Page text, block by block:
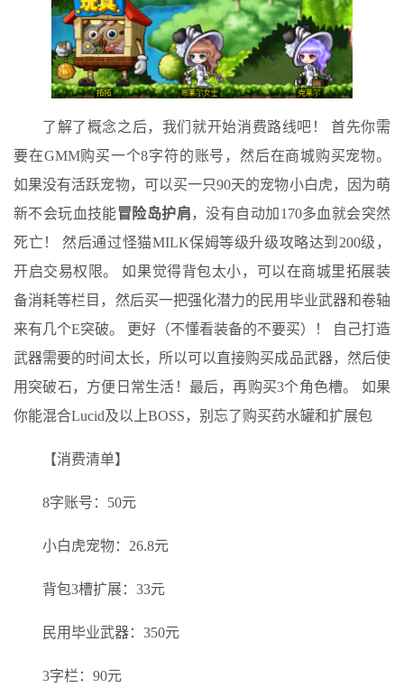
了解了概念之后，我们就开始消费路线吧！ 首先你需
要在GMM购买一个8字符的账号，然后在商城购买宠物。
如果没有活跃宠物，可以买一只90天的宠物小白虎，因为萌
新不会玩血技能冒险岛护肩，没有自动加170多血就会突然
死亡！ 然后通过怪猫MILK保姆等级升级攻略达到200级，
开启交易权限。 如果觉得背包太小，可以在商城里拓展装
备消耗等栏目，然后买一把强化潜力的民用毕业武器和卷轴
来有几个E突破。 更好（不懂看装备的不要买）！ 自己打造
武器需要的时间太长，所以可以直接购买成品武器，然后使
用突破石，方便日常生活！最后，再购买3个角色槽。 如果
你能混合Lucid及以上BOSS，别忘了购买药水罐和扩展包
【消费清单】
8字账号：50元
小白虎宠物：26.8元
背包3槽扩展：33元
民用毕业武器：350元
3字栏：90元